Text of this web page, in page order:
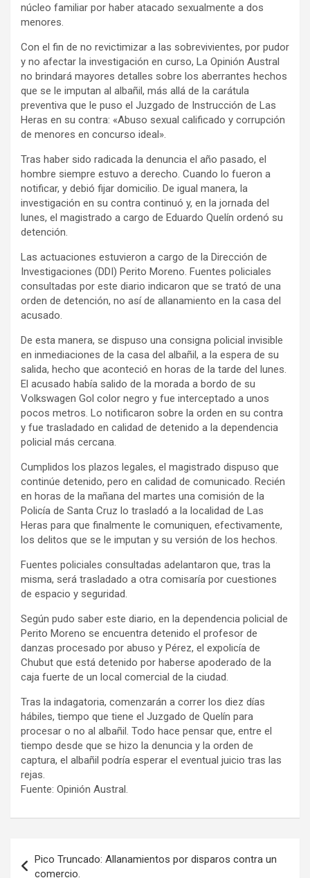
núcleo familiar por haber atacado sexualmente a dos
menores.
Con el fin de no revictimizar a las sobrevivientes, por pudor
y no afectar la investigación en curso, La Opinión Austral
no brindará mayores detalles sobre los aberrantes hechos
que se le imputan al albañil, más allá de la carátula
preventiva que le puso el Juzgado de Instrucción de Las
Heras en su contra: «Abuso sexual calificado y corrupción
de menores en concurso ideal».
Tras haber sido radicada la denuncia el año pasado, el
hombre siempre estuvo a derecho. Cuando lo fueron a
notificar, y debió fijar domicilio. De igual manera, la
investigación en su contra continuó y, en la jornada del
lunes, el magistrado a cargo de Eduardo Quelín ordenó su
detención.
Las actuaciones estuvieron a cargo de la Dirección de
Investigaciones (DDI) Perito Moreno. Fuentes policiales
consultadas por este diario indicaron que se trató de una
orden de detención, no así de allanamiento en la casa del
acusado.
De esta manera, se dispuso una consigna policial invisible
en inmediaciones de la casa del albañil, a la espera de su
salida, hecho que aconteció en horas de la tarde del lunes.
El acusado había salido de la morada a bordo de su
Volkswagen Gol color negro y fue interceptado a unos
pocos metros. Lo notificaron sobre la orden en su contra
y fue trasladado en calidad de detenido a la dependencia
policial más cercana.
Cumplidos los plazos legales, el magistrado dispuso que
continúe detenido, pero en calidad de comunicado. Recién
en horas de la mañana del martes una comisión de la
Policía de Santa Cruz lo trasladó a la localidad de Las
Heras para que finalmente le comuniquen, efectivamente,
los delitos que se le imputan y su versión de los hechos.
Fuentes policiales consultadas adelantaron que, tras la
misma, será trasladado a otra comisaría por cuestiones
de espacio y seguridad.
Según pudo saber este diario, en la dependencia policial de
Perito Moreno se encuentra detenido el profesor de
danzas procesado por abuso y Pérez, el expolicía de
Chubut que está detenido por haberse apoderado de la
caja fuerte de un local comercial de la ciudad.
Tras la indagatoria, comenzarán a correr los diez días
hábiles, tiempo que tiene el Juzgado de Quelín para
procesar o no al albañil. Todo hace pensar que, entre el
tiempo desde que se hizo la denuncia y la orden de
captura, el albañil podría esperar el eventual juicio tras las
rejas.
Fuente: Opinión Austral.
de
Pico Truncado: Allanamientos por disparos contra un
comercio.